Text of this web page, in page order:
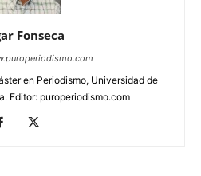
Fonseca
en Periodismo, Universidad de
Editor: puroperiodismo.com